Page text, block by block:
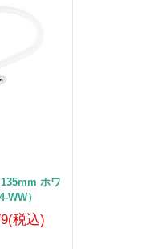
ホワ
WW）
税込)